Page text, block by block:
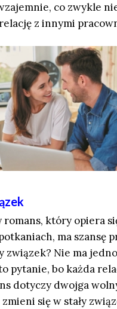
co zwykle
z innymi
który opiera
ma szansę
związek? Nie ma
pytanie, bo każda
dotyczy dwojga
się w stały